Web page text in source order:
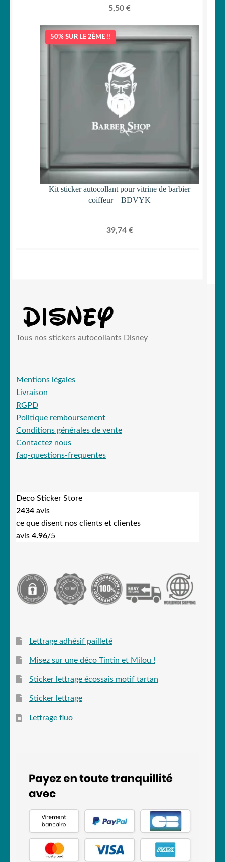
5,50 €
50% SUR LE 2ÈME !!
Kit sticker autocollant pour vitrine de barbier
coiffeur – BDVYK
39,74 €
Tous nos stickers autocollants Disney
Mentions légales
Livraison
RGPD
Politique remboursement
Conditions générales de vente
Contactez nous
faq-questions-frequentes
Deco Sticker Store
2434 avis
ce que disent nos clients et clientes
avis 4.96/5
Lettrage adhésif pailleté
Misez sur une déco Tintin et Milou !
Sticker lettrage écossais motif tartan
Sticker lettrage
Lettrage fluo